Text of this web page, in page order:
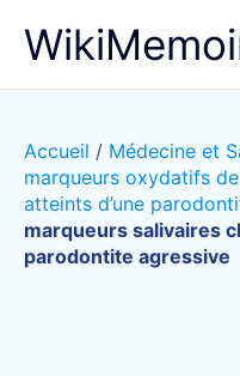
Accueil / Médecine et
marqueurs oxydatifs
atteints d’une
marqueurs salivaires
parodontite agressive